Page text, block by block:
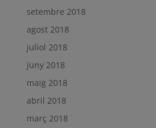
setembre 2018
agost 2018
juliol 2018
juny 2018
maig 2018
abril 2018
març 2018